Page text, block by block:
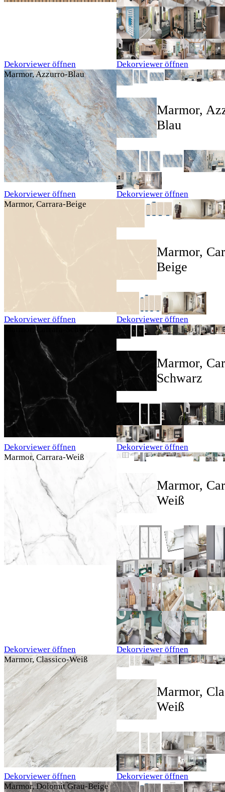
Dekorviewer öffnen
Dekorviewer öffnen
Marmor, Azzurro-Blau
Dekorviewer öffnen
Marmor,
Blau
Dekorviewer öffnen
Marmor, Carrara-Beige
Dekorviewer öffnen
Marmor,
Beige
Dekorviewer öffnen
Marmor, Carrara-Schwarz
Dekorviewer öffnen
Marmor,
Schwarz
Dekorviewer öffnen
Marmor, Carrara-Weiß
Dekorviewer öffnen
Marmor,
Weiß
Dekorviewer öffnen
Marmor, Classico-Weiß
Dekorviewer öffnen
Marmor,
Weiß
Dekorviewer öffnen
Marmor, Dolomit Grau-Beige